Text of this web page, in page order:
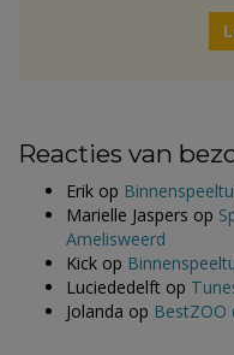
Reacties van
Erik op
Marielle Jaspers op
Amelisweerd
Kick op
Luciededelft op
Jolanda op BestZOO